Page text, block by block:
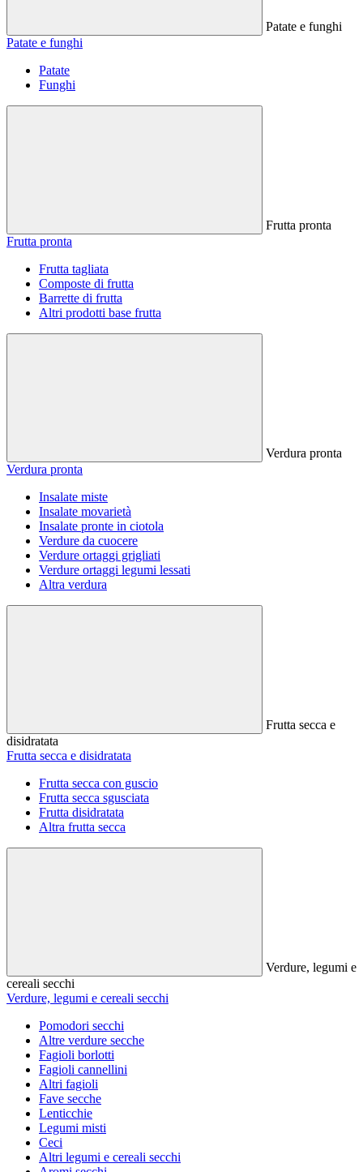
Patate e funghi
Patate e funghi
Patate
Funghi
Frutta pronta
Frutta pronta
Frutta tagliata
Composte di frutta
Barrette di frutta
Altri prodotti base frutta
Verdura pronta
Verdura pronta
Insalate miste
Insalate movarietà
Insalate pronte in ciotola
Verdure da cuocere
Verdure ortaggi grigliati
Verdure ortaggi legumi lessati
Altra verdura
Frutta secca e
disidratata
Frutta secca e disidratata
Frutta secca con guscio
Frutta secca sgusciata
Frutta disidratata
Altra frutta secca
Verdure, legumi e
cereali secchi
Verdure, legumi e cereali secchi
Pomodori secchi
Altre verdure secche
Fagioli borlotti
Fagioli cannellini
Altri fagioli
Fave secche
Lenticchie
Legumi misti
Ceci
Altri legumi e cereali secchi